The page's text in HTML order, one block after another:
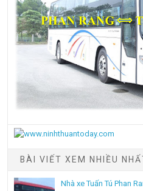
BÀI VIẾT XEM NHIỀU
Nhà xe Tuấn Tú Phan